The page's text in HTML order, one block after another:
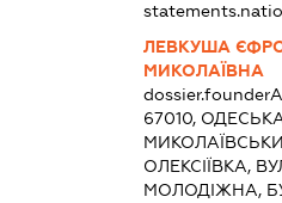
ЛЕВКУША
МИКОЛАЇВНА
67010,
ОЛЕКСІЇВКА,
МОЛОДІЖНА,